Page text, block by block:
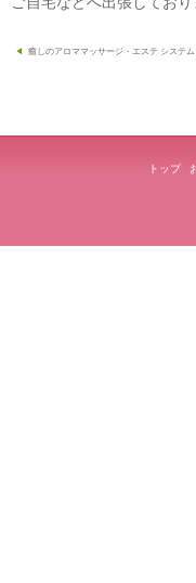
投
ビ
ョ
癒しのアロママッサージ・エステ システム
トップ